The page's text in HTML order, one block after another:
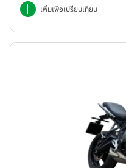
เพิ่มเพื่อเปรียบเทียบ